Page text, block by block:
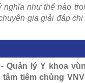
nghĩa như thế nào
gia giải đáp
- Quản lý Y khoa
tâm tiêm chủng